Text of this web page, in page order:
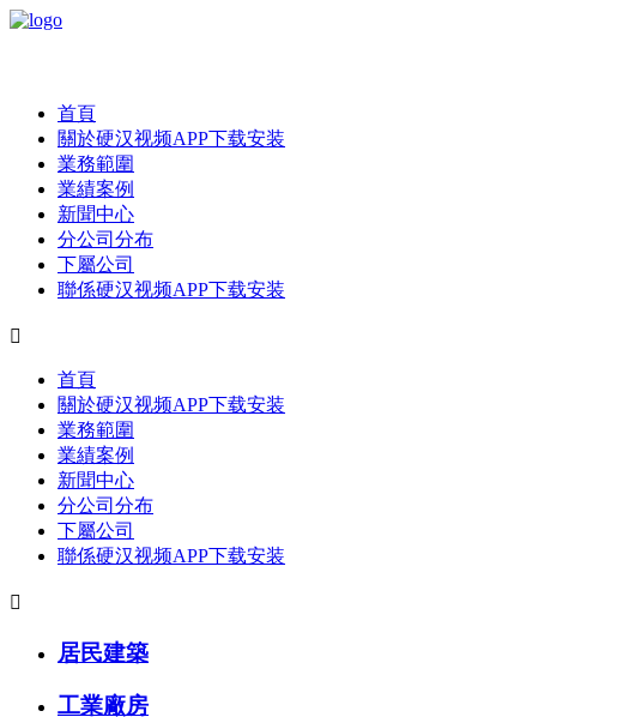
首頁
關於硬汉视频APP下载安装
業務範圍
業績案例
新聞中心
分公司分布
下屬公司
聯係硬汉视频APP下载安装

首頁
關於硬汉视频APP下载安装
業務範圍
業績案例
新聞中心
分公司分布
下屬公司
聯係硬汉视频APP下载安装

居民建築
工業廠房